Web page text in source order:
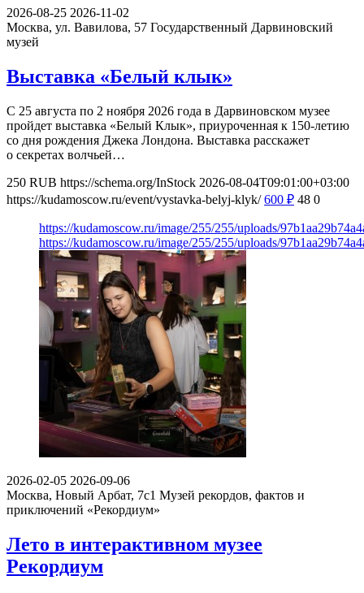
2026-08-25 2026-11-02
Москва, ул. Вавилова, 57 Государственный Дарвиновский
музей
Выставка «Белый клык»
С 25 августа по 2 ноября 2026 года в Дарвиновском музее
пройдет выставка «Белый Клык», приуроченная к 150-летию
со дня рождения Джека Лондона. Выставка расскажет
о секретах волчьей…
250 RUB https://schema.org/InStock 2026-08-04T09:01:00+03:00
https://kudamoscow.ru/event/vystavka-belyj-klyk/ 600 ₽ 48 0
https://kudamoscow.ru/image/255/255/uploads/
https://kudamoscow.ru/image/255/255/uploads/
2026-02-05 2026-09-06
Москва, Новый Арбат, 7с1 Музей рекордов, фактов и
приключений «Рекордиум»
Лето в интерактивном музее
Рекордиум